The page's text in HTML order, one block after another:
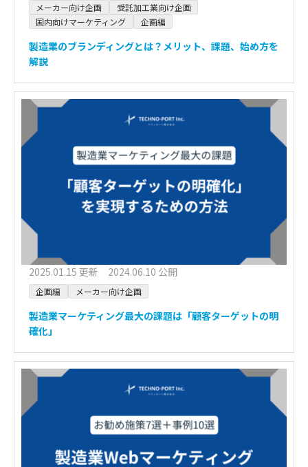
メーカー向け企画
受託加工業向け企画
国内向けマーケティング
企画編
製造業のブランディングとは？メリット、課題、始め方を
解説
2025.01.15 更新 2024.06.10 公開
企画編 メーカー向け企画
製造業マーケティング最大の課題は「顧客ターゲットの明
確化」